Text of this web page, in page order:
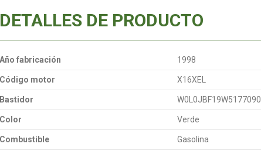
DETALLES DE PRODUCTO
Año fabricación 1998
Código motor X16XEL
Bastidor W0L0JBF19W5177090
Color Verde
Combustible Gasolina